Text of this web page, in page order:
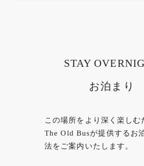
STAY
お泊まり
この場所をより深く楽しむ
The Old Busが提供するお
法をご案内いたします。